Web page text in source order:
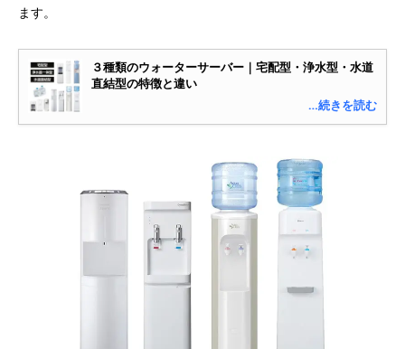
ます。
３種類のウォーターサーバー｜宅配型・浄水型・水道
直結型の特徴と違い
…続きを読む